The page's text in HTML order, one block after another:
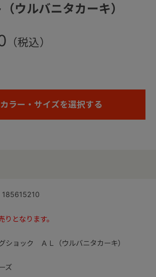
ウルバニタカーキ）
カラー・サイズを選択する
185615210
となります。
ショック ＡＬ（ウルバニタカーキ）
ズ